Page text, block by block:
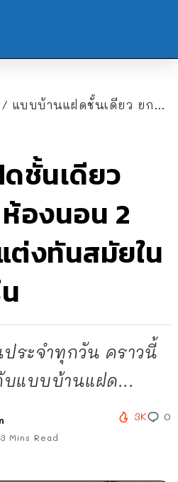
/ แบบบ้านแฝดชั้นเดียว ยกพื้นต่ำ 2 ห้องนอน 2 ห้องน้ำ ตกแต่งทันสมัยในสไตล์โมเดิร์น
ชั้นเดียว
องนอน 2
งทันสมัยใน
ระจำทุกวัน คราวนี้
แบบบ้านแฝด...
3 Mins Read
3K 0